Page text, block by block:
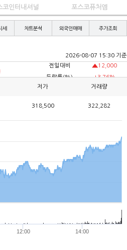
코인터내셔널 포스코퓨처엠
세 차트분석 외국인매매 주가조회
2026-08-07 15:30 기준
전일대비
12,000
등락률(%)
+3.76%
저가
318,500
거래량
322,282
12:00 14:00